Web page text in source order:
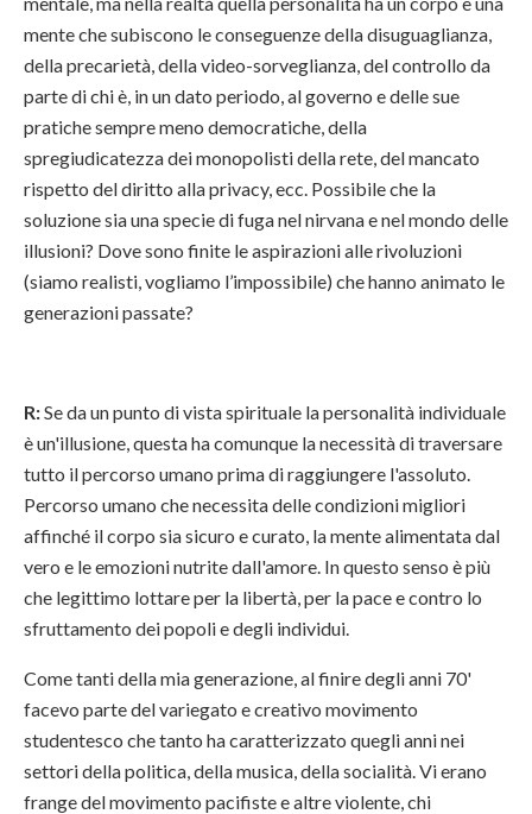
mente che subiscono le conseguenze della disuguaglianza,
della precarietà, della video-sorveglianza, del controllo da
parte di chi è, in un dato periodo, al governo e delle sue
pratiche sempre meno democratiche, della
spregiudicatezza dei monopolisti della rete, del mancato
rispetto del diritto alla privacy, ecc. Possibile che la
soluzione sia una specie di fuga nel nirvana e nel mondo delle
illusioni? Dove sono finite le aspirazioni alle rivoluzioni
(siamo realisti, vogliamo l’impossibile) che hanno animato le
generazioni passate?
R:Se da un punto di vista spirituale la personalità individuale
è un'illusione, questa ha comunque la necessità di traversare
tutto il percorso umano prima di raggiungere l'assoluto.
Percorso umano che necessita delle condizioni migliori
affinché il corpo sia sicuro e curato, la mente alimentata dal
vero e le emozioni nutrite dall'amore. In questo senso è più
che legittimo lottare per la libertà, per la pace e contro lo
sfruttamento dei popoli e degli individui.
Come tanti della mia generazione, al finire degli anni 70'
facevo parte del variegato e creativo movimento
studentesco che tanto ha caratterizzato quegli anni nei
settori della politica, della musica, della socialità. Vi erano
frange del movimento pacifiste e altre violente, chi